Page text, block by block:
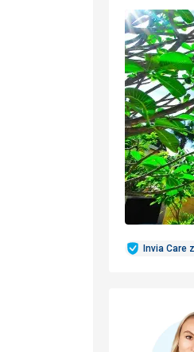
Invia Care